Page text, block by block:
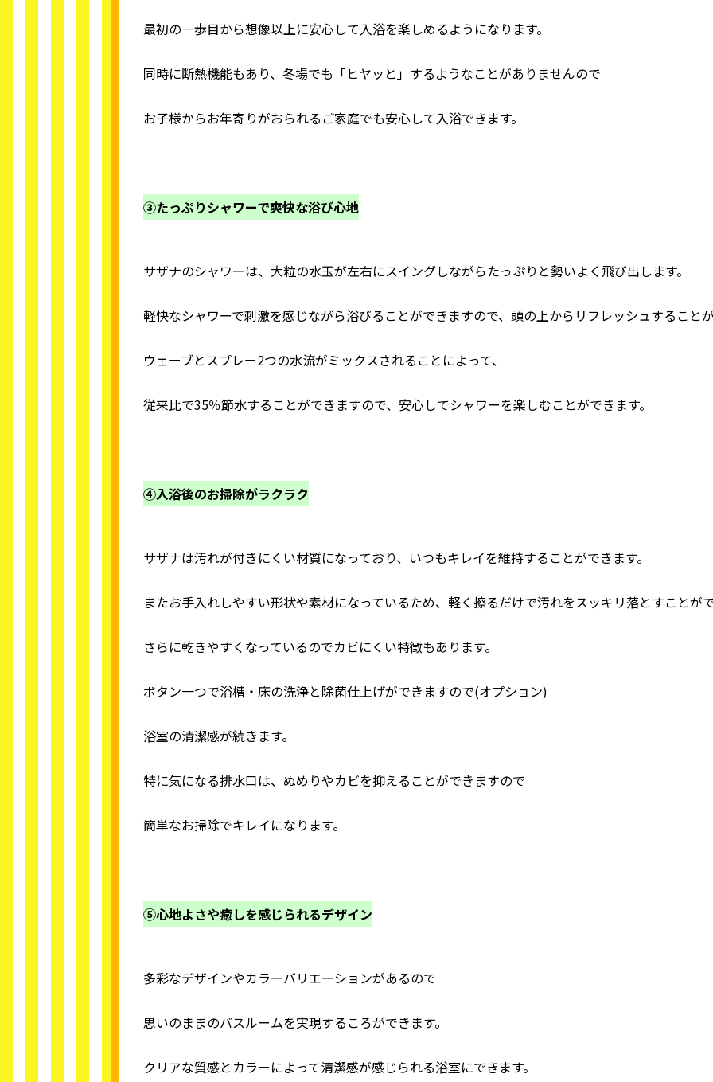
最初の一歩目から想像以上に安心して入浴を楽しめるようになります。
同時に断熱機能もあり、冬場でも「ヒヤッと」するようなことがありませんので
お子様からお年寄りがおられるご家庭でも安心して入浴できます。
③たっぷりシャワーで爽快な浴び心地
サザナのシャワーは、大粒の水玉が左右にスイングしながらたっぷりと勢いよく飛び出します。
軽快なシャワーで刺激を感じながら浴びることができますので、頭の上からリフレッシュすることが
ウェーブとスプレー2つの水流がミックスされることによって、
従来比で35％節水することができますので、安心してシャワーを楽しむことができます。
④入浴後のお掃除がラクラク
サザナは汚れが付きにくい材質になっており、いつもキレイを維持することができます。
またお手入れしやすい形状や素材になっているため、軽く擦るだけで汚れをスッキリ落とすことがで
さらに乾きやすくなっているのでカビにくい特徴もあります。
ボタン一つで浴槽・床の洗浄と除菌仕上げができますので(オプション)
浴室の清潔感が続きます。
特に気になる排水口は、ぬめりやカビを抑えることができますので
簡単なお掃除でキレイになります。
⑤心地よさや癒しを感じられるデザイン
多彩なデザインやカラーバリエーションがあるので
思いのままのバスルームを実現するころができます。
クリアな質感とカラーによって清潔感が感じられる浴室にできます。